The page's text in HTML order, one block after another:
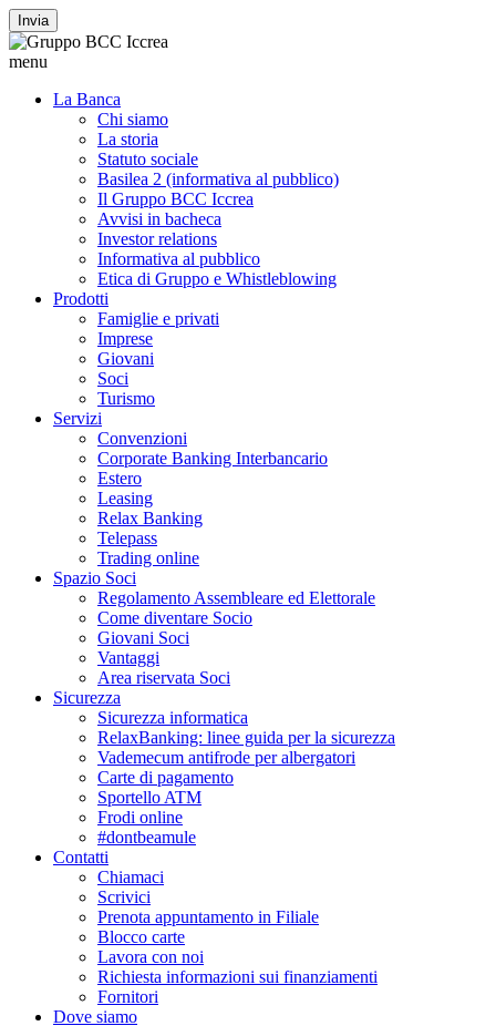
Invia
menu
La Banca
Chi siamo
La storia
Statuto sociale
Basilea 2 (informativa al pubblico)
Il Gruppo BCC Iccrea
Avvisi in bacheca
Investor relations
Informativa al pubblico
Etica di Gruppo e Whistleblowing
Prodotti
Famiglie e privati
Imprese
Giovani
Soci
Turismo
Servizi
Convenzioni
Corporate Banking Interbancario
Estero
Leasing
Relax Banking
Telepass
Trading online
Spazio Soci
Regolamento Assembleare ed Elettorale
Come diventare Socio
Giovani Soci
Vantaggi
Area riservata Soci
Sicurezza
Sicurezza informatica
RelaxBanking: linee guida per la sicurezza
Vademecum antifrode per albergatori
Carte di pagamento
Sportello ATM
Frodi online
#dontbeamule
Contatti
Chiamaci
Scrivici
Prenota appuntamento in Filiale
Blocco carte
Lavora con noi
Richiesta informazioni sui finanziamenti
Fornitori
Dove siamo